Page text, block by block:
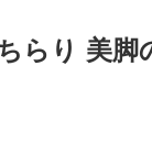
らり 美